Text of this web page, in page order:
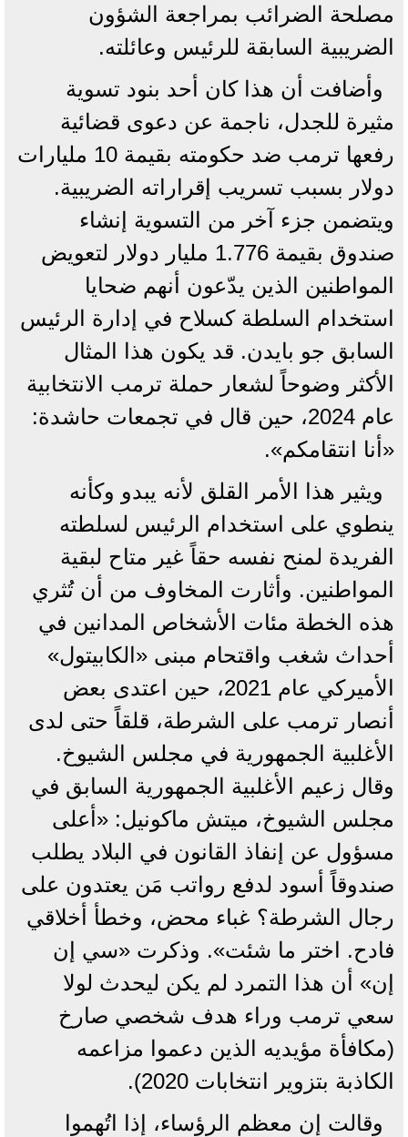
مصلحة الضرائب بمراجعة الشؤون
الضريبية السابقة للرئيس وعائلته.
وأضافت أن هذا كان أحد بنود تسوية
مثيرة للجدل، ناجمة عن دعوى قضائية
رفعها ترمب ضد حكومته بقيمة 10 مليارات
دولار بسبب تسريب إقراراته الضريبية.
ويتضمن جزء آخر من التسوية إنشاء
صندوق بقيمة 1.776 مليار دولار لتعويض
المواطنين الذين يدّعون أنهم ضحايا
استخدام السلطة كسلاح في إدارة الرئيس
السابق جو بايدن. قد يكون هذا المثال
الأكثر وضوحاً لشعار حملة ترمب الانتخابية
عام 2024، حين قال في تجمعات حاشدة:
«أنا انتقامكم».
ويثير هذا الأمر القلق لأنه يبدو وكأنه
ينطوي على استخدام الرئيس لسلطته
الفريدة لمنح نفسه حقاً غير متاح لبقية
المواطنين. وأثارت المخاوف من أن تُثري
هذه الخطة مئات الأشخاص المدانين في
أحداث شغب واقتحام مبنى «الكابيتول»
الأميركي عام 2021، حين اعتدى بعض
أنصار ترمب على الشرطة، قلقاً حتى لدى
الأغلبية الجمهورية في مجلس الشيوخ.
وقال زعيم الأغلبية الجمهورية السابق في
مجلس الشيوخ، ميتش ماكونيل: «أعلى
مسؤول عن إنفاذ القانون في البلاد يطلب
صندوقاً أسود لدفع رواتب مَن يعتدون على
رجال الشرطة؟ غباء محض، وخطأ أخلاقي
فادح. اختر ما شئت». وذكرت «سي إن
إن» أن هذا التمرد لم يكن ليحدث لولا
سعي ترمب وراء هدف شخصي صارخ
(مكافأة مؤيديه الذين دعموا مزاعمه
الكاذبة بتزوير انتخابات 2020).
وقالت إن معظم الرؤساء، إذا اتُهموا